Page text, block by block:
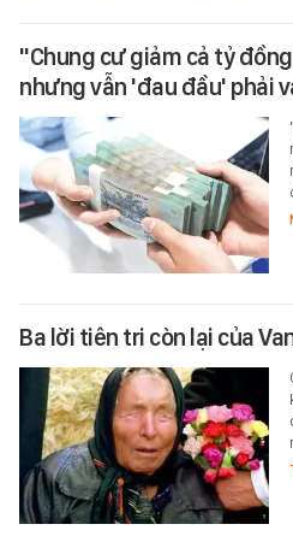
"Chung cư giảm cả tỷ
nhưng vẫn 'đau đầu' phải
Ba lời tiên tri còn lại của